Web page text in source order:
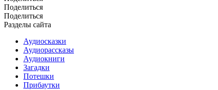
Поделиться
Поделиться
Разделы сайта
Аудиосказки
Аудиорассказы
Аудиокниги
Загадки
Потешки
Прибаутки